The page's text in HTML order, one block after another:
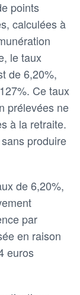
points
calculées à
le taux
de 6,20%,
Ce taux
prélevées ne
à la retraite.
produire
de 6,20%,
par
en raison
euros